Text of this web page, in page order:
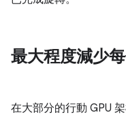
最大程度減少
在大部分的行動 GPU